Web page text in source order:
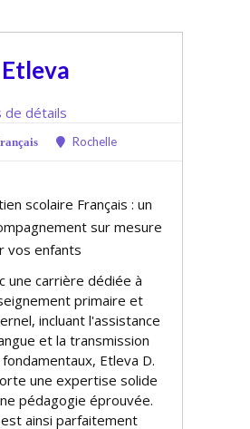
Etleva
de détails
Rochelle
scolaire Français : un
sur mesure
vos enfants
une carrière dédiée à
primaire et
incluant l'assistance
et la transmission
Etleva D.
une expertise solide
pédagogie éprouvée.
est ainsi parfaitement